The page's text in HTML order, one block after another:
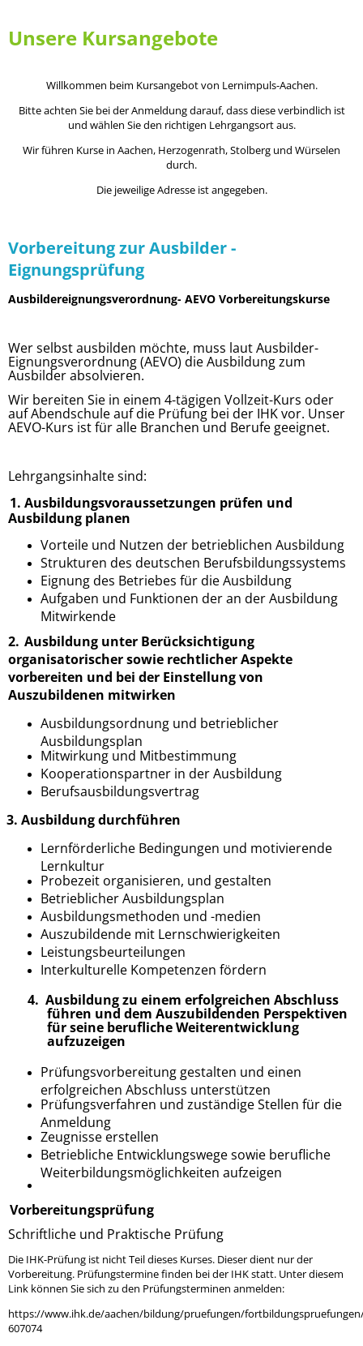
Unsere Kursangebote
Willkommen beim Kursangebot von Lernimpuls-Aachen.
Bitte achten Sie bei der Anmeldung darauf, dass diese verbindlich ist
und wählen Sie den richtigen Lehrgangsort aus.
Wir führen Kurse in Aachen, Herzogenrath, Stolberg und Würselen
durch.
Die jeweilige Adresse ist angegeben.
Vorbereitung zur Ausbilder -
Eignungsprüfung
Ausbildereignungsverordnung- AEVO Vorbereitungskurse
Wer selbst ausbilden möchte, muss laut Ausbilder-
Eignungsverordnung (AEVO) die Ausbildung zum
Ausbilder absolvieren.
Wir bereiten Sie in einem 4-tägigen Vollzeit-Kurs oder
auf Abendschule auf die Prüfung bei der IHK vor. Unser
AEVO-Kurs ist für alle Branchen und Berufe geeignet.
Lehrgangsinhalte sind:
1. Ausbildungsvoraussetzungen prüfen und
Ausbildung planen
Vorteile und Nutzen der betrieblichen Ausbildung
Strukturen des deutschen Berufsbildungssystems
Eignung des Betriebes für die Ausbildung
Aufgaben und Funktionen der an der Ausbildung
Mitwirkende
2. Ausbildung unter Berücksichtigung
organisatorischer sowie rechtlicher Aspekte
vorbereiten und bei der Einstellung von
Auszubildenen mitwirken
Ausbildungsordnung und betrieblicher
Ausbildungsplan
Mitwirkung und Mitbestimmung
Kooperationspartner in der Ausbildung
Berufsausbildungsvertrag
3. Ausbildung durchführen
Lernförderliche Bedingungen und motivierende
Lernkultur
Probezeit organisieren, und gestalten
Betrieblicher Ausbildungsplan
Ausbildungsmethoden und -medien
Auszubildende mit Lernschwierigkeiten
Leistungsbeurteilungen
Interkulturelle Kompetenzen fördern
4. Ausbildung zu einem erfolgreichen Abschluss
führen und dem Auszubildenden Perspektiven
für seine berufliche Weiterentwicklung
aufzuzeigen
Prüfungsvorbereitung gestalten und einen
erfolgreichen Abschluss unterstützen
Prüfungsverfahren und zuständige Stellen für die
Anmeldung
Zeugnisse erstellen
Betriebliche Entwicklungswege sowie berufliche
Weiterbildungsmöglichkeiten aufzeigen
Vorbereitungsprüfung
Schriftliche und Praktische Prüfung
Die IHK-Prüfung ist nicht Teil dieses Kurses. Dieser dient nur der
Vorbereitung. Prüfungstermine finden bei der IHK statt. Unter diesem
Link können Sie sich zu den Prüfungsterminen anmelden:
https://www.ihk.de/aachen/bildung/pruefungen/
607074